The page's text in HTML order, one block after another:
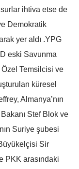
ihtiva etse de
Demokratik
yer aldı .YPG
eski Savunma
Özel Temsilcisi ve
küresel
Almanya’nın
Stef Blok ve
Suriye şubesi
Sir
PKK arasındaki